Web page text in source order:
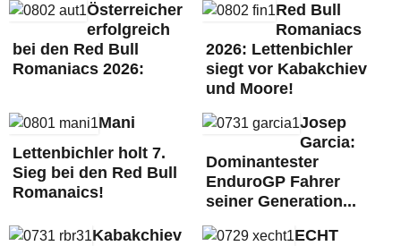
Österreicher
erfolgreich
bei den Red Bull
Romaniacs 2026:
Red Bull
Romaniacs
2026: Lettenbichler
siegt vor Kabakchiev
und Moore!
Mani
Lettenbichler holt 7.
Sieg bei den Red Bull
Romanaics!
Josep
Garcia:
Dominantester
EnduroGP Fahrer
seiner Generation...
Kabakchiev
ECHT